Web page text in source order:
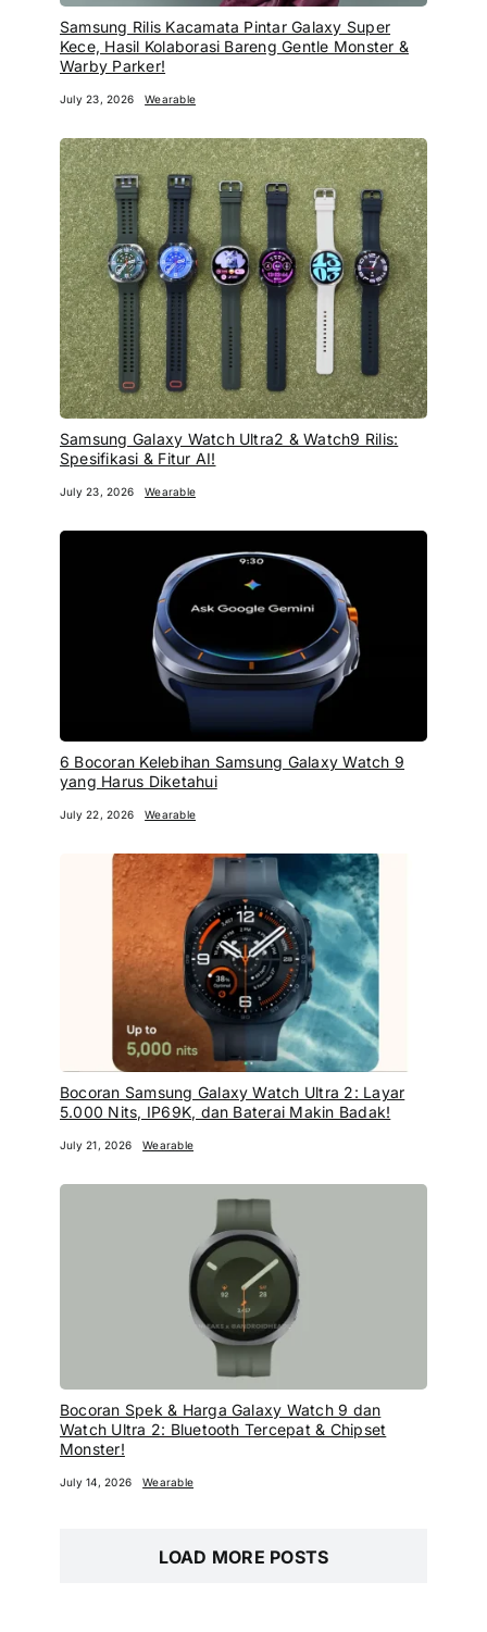
Samsung Rilis Kacamata Pintar Galaxy Super
Kece, Hasil Kolaborasi Bareng Gentle Monster &
Warby Parker!
July 23, 2026 Wearable
Samsung Galaxy Watch Ultra2 & Watch9 Rilis:
Spesifikasi & Fitur AI!
July 23, 2026 Wearable
6 Bocoran Kelebihan Samsung Galaxy Watch 9
yang Harus Diketahui
July 22, 2026 Wearable
Bocoran Samsung Galaxy Watch Ultra 2: Layar
5.000 Nits, IP69K, dan Baterai Makin Badak!
July 21, 2026 Wearable
Bocoran Spek & Harga Galaxy Watch 9 dan
Watch Ultra 2: Bluetooth Tercepat & Chipset
Monster!
July 14, 2026 Wearable
LOAD MORE POSTS